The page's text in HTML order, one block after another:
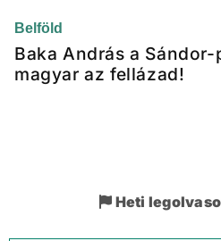
Belföld
Baka András a
magyar az fellázad!
Heti